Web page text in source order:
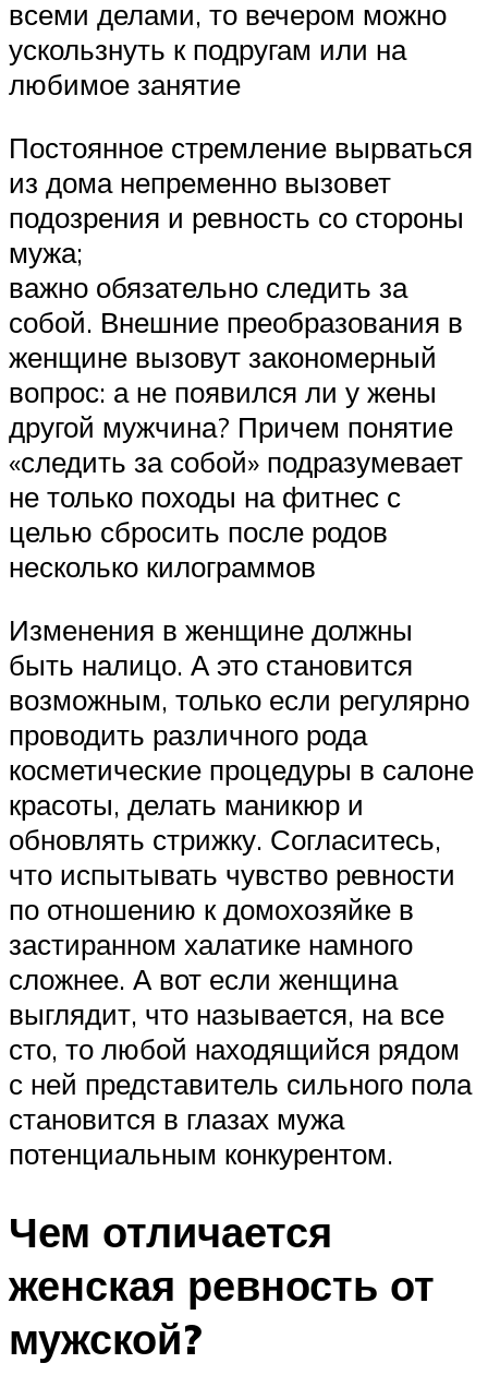
всеми делами, то вечером можно
ускользнуть к подругам или на
любимое занятие
Постоянное стремление вырваться
из дома непременно вызовет
подозрения и ревность со стороны
мужа;
важно обязательно следить за
собой. Внешние преобразования в
женщине вызовут закономерный
вопрос: а не появился ли у жены
другой мужчина? Причем понятие
«следить за собой» подразумевает
не только походы на фитнес с
целью сбросить после родов
несколько килограммов
Изменения в женщине должны
быть налицо. А это становится
возможным, только если регулярно
проводить различного рода
косметические процедуры в салоне
красоты, делать маникюр и
обновлять стрижку. Согласитесь,
что испытывать чувство ревности
по отношению к домохозяйке в
застиранном халатике намного
сложнее. А вот если женщина
выглядит, что называется, на все
сто, то любой находящийся рядом
с ней представитель сильного пола
становится в глазах мужа
потенциальным конкурентом.
Чем отличается
женская ревность от
мужской?